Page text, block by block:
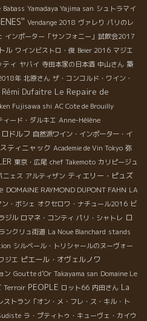
Babass Yamadaya Yajima san シュトラマイ
Vendange 2018 ヴァレり パリのレ
インポーター「サンフォニー」試飲会2017
ル ワインビストロ・俊 Beier 2016 マジエ
ィ ヤバイ 寺田本家の日本酒 中山さん 築
年 北原さん ザ・コンコルド・ワイン・
Dufaitre Le Repaire de
Fujisawa shi AC Cote de Brouilly
ィード・ダルキエ Anne-Hélène
ドルフ 自然派ワイン・インポーター・イ
ティニャック Academie de Vin Tokyo 弥
東京・広尾 chef Takemoto カリピージュ
ニェス アルティザン ティエリー・ピュズ
DOMAINE RAYMOND DUPONT FAHN LA
ン・ボシェ オクセロワ・ナチュール2016 ビ
ジル ロマネ・コンティ パリ・シャトレ ロ
ンクリュ街道 La Noue Blanchard stands
シルベール・トリシャールのヌーヴォー
ジエ ピエール・オヴェルノワ
ン Goutte d’Or Takayama san Domaine Le
Terroir PEOPLE ロット66 内田さん La
ストラン「オン・メ・フレ・ス・キル・ト
ラ・プティトゥ・キューヴェ・カイウ